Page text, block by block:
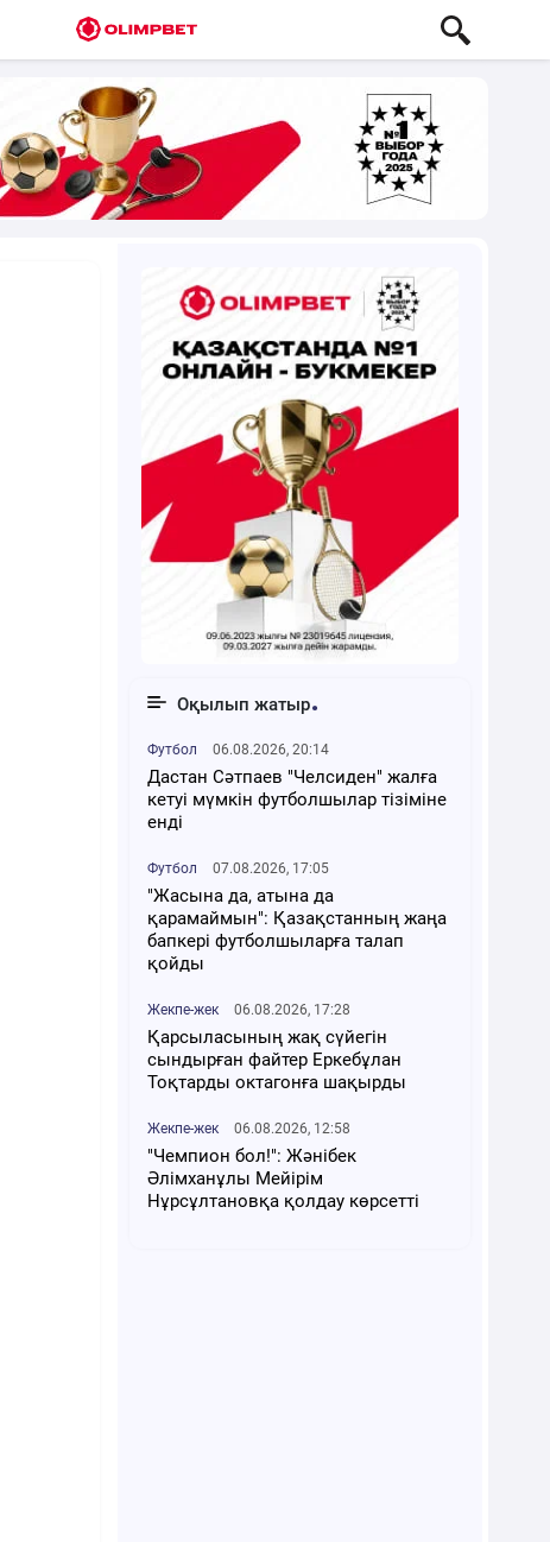
Оқылып жатыр
Футбол 06.08.2026, 20:14
Дастан Сәтпаев "Челсиден" жалға
кетуі мүмкін футболшылар тізіміне
енді
Футбол 07.08.2026, 17:05
"Жасына да, атына да
қарамаймын": Қазақстанның жаңа
бапкері футболшыларға талап
қойды
Жекпе-жек 06.08.2026, 17:28
Қарсыласының жақ сүйегін
сындырған файтер Еркебұлан
Тоқтарды октагонға шақырды
Жекпе-жек 06.08.2026, 12:58
"Чемпион бол!": Жәнібек
Әлімханұлы Мейірім
Нұрсұлтановқа қолдау көрсетті